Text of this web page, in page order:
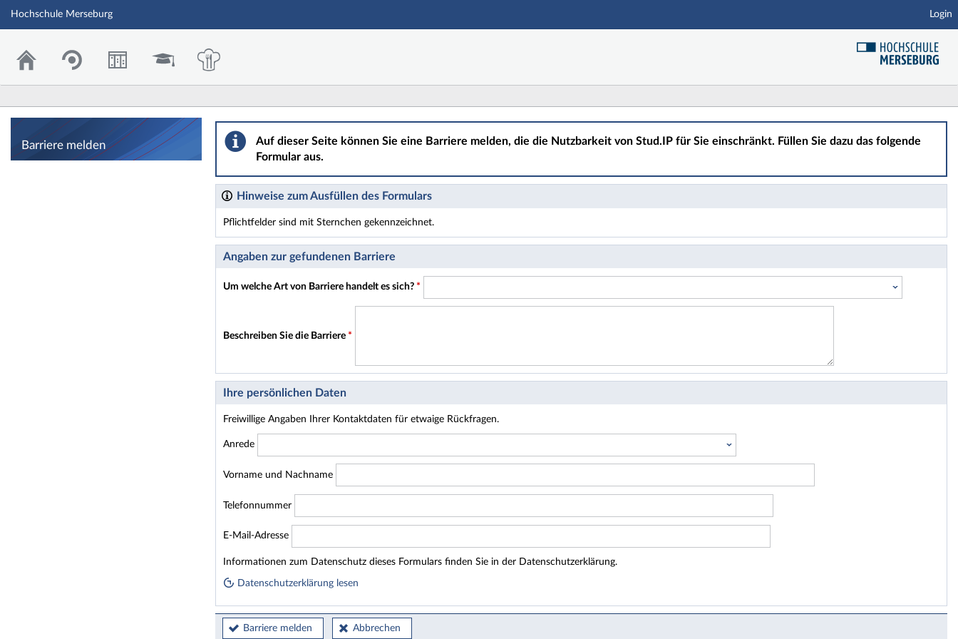
Hauptnavigation
Hochschule Merseburg Login
Barriere melden
Barriere melden
Auf dieser Seite können Sie eine Barriere melden, die die Nutzbarkeit von Stud.IP für Sie einschränkt. Füllen Sie dazu das folgende
Formular aus.
Hinweise zum Ausfüllen des Formulars
Pflichtfelder sind mit Sternchen gekennzeichnet.
Dieses Formular enthält Pflichtfelder.
Angaben zur gefundenen Barriere
Um welche Art von Barriere handelt es sich? *
Beschreiben Sie die Barriere *
Ihre persönlichen Daten
Freiwillige Angaben Ihrer Kontaktdaten für etwaige Rückfragen.
Anrede
Vorname und Nachname
Telefonnummer
E-Mail-Adresse
Homepage
Informationen zum Datenschutz dieses Formulars finden Sie in der Datenschutzerklärung.
Datenschutzerklärung lesen
Barriere melden Abbrechen